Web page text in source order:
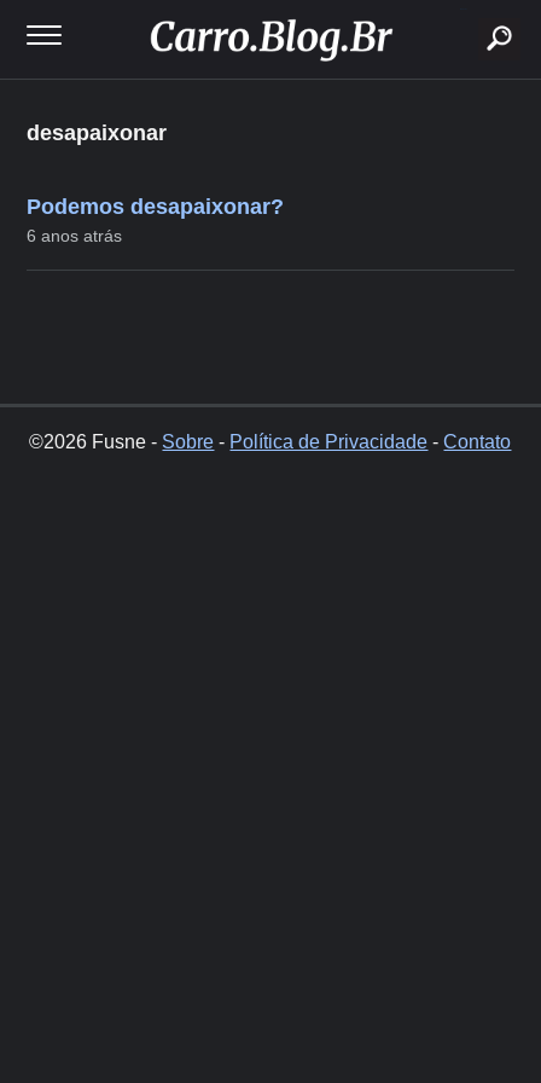
desapaixonar
Podemos desapaixonar?
6 anos atrás
©2026 Fusne - Sobre - Política de Privacidade -Contato